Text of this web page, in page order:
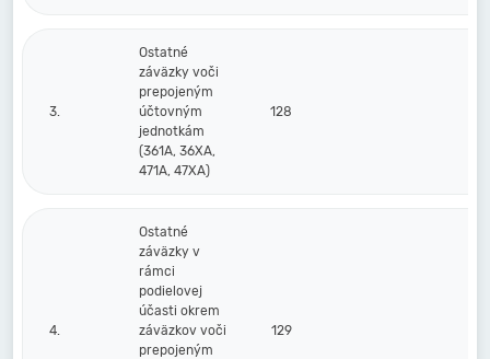
3.
Ostatné
záväzky voči
prepojeným
účtovným
jednotkám
(361A, 36XA,
471A, 47XA)
128
4.
Ostatné
záväzky v
rámci
podielovej
účasti okrem
záväzkov voči
prepojeným
129